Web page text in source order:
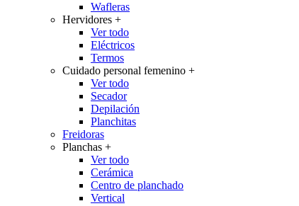
Wafleras
Hervidores +
Ver todo
Eléctricos
Termos
Cuidado personal femenino +
Ver todo
Secador
Depilación
Planchitas
Freidoras
Planchas +
Ver todo
Cerámica
Centro de planchado
Vertical